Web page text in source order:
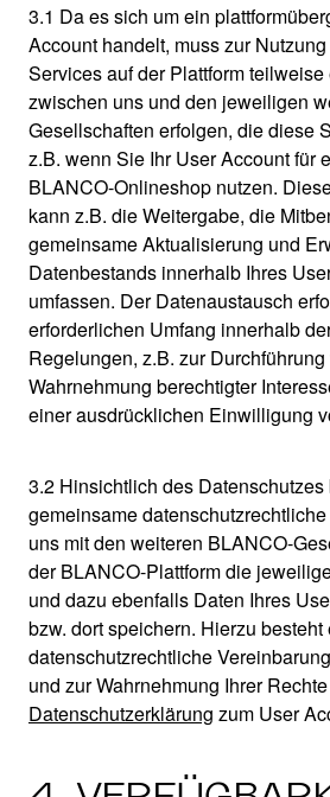
3.1 Da es sich um ein
Account handelt, muss zur
Services auf der Plattform
zwischen uns und den jeweiligen
Gesellschaften erfolgen, die diese
z.B. wenn Sie Ihr User Account für
BLANCO-Onlineshop nutzen.
kann z.B. die Weitergabe, die
gemeinsame Aktualisierung und
Datenbestands innerhalb Ihres
umfassen. Der Datenaustausch
erforderlichen Umfang innerhalb
Regelungen, z.B. zur
Wahrnehmung berechtigter
einer ausdrücklichen Einwilligung
3.2 Hinsichtlich des
gemeinsame
uns mit den weiteren BLANCO-
der BLANCO-Plattform die
und dazu ebenfalls Daten Ihres
bzw. dort speichern. Hierzu
datenschutzrechtliche
und zur Wahrnehmung Ihrer
Datenschutzerklärung zum User